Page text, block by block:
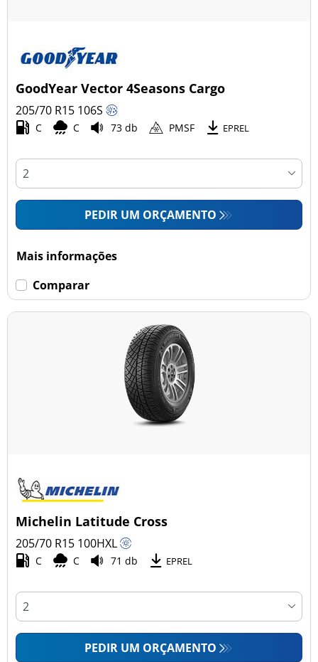
GoodYear Vector 4Seasons Cargo
205/70 R15 106S
C C 73 db PMSF EPREL
PEDIR UM ORÇAMENTO
Mais informações
Comparar
Michelin Latitude Cross
205/70 R15 100HXL
C C 71 db EPREL
PEDIR UM ORÇAMENTO